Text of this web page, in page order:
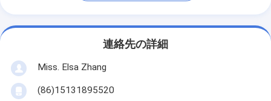
連絡先の詳細
Miss. Elsa Zhang
(86)15131895520